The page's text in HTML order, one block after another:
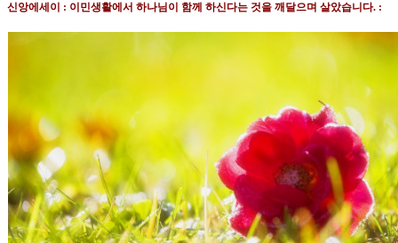
신앙에세이 : 이민생활에서 하나님이 함께 하신다는 것을 깨달으며 살았습니다. :